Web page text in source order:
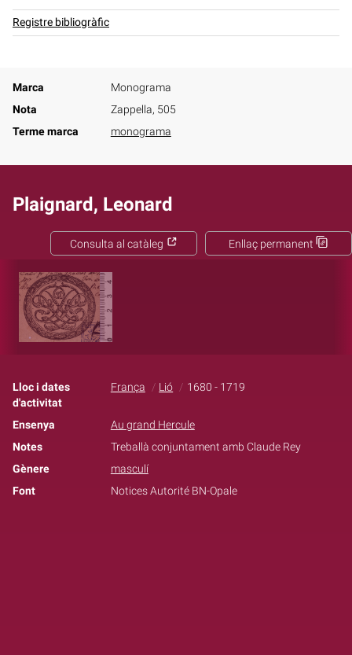
Registre bibliogràfic
Marca
Monograma
Nota
Zappella, 505
Terme marca
monograma
Plaignard, Leonard
Enllaç permanent
Consulta al catàleg
Lloc i dates
d'activitat
França Lió 1680 - 1719
Ensenya
Au grand Hercule
Notes
Treballà conjuntament amb Claude Rey
Gènere
masculí
Font
Notices Autorité BN-Opale